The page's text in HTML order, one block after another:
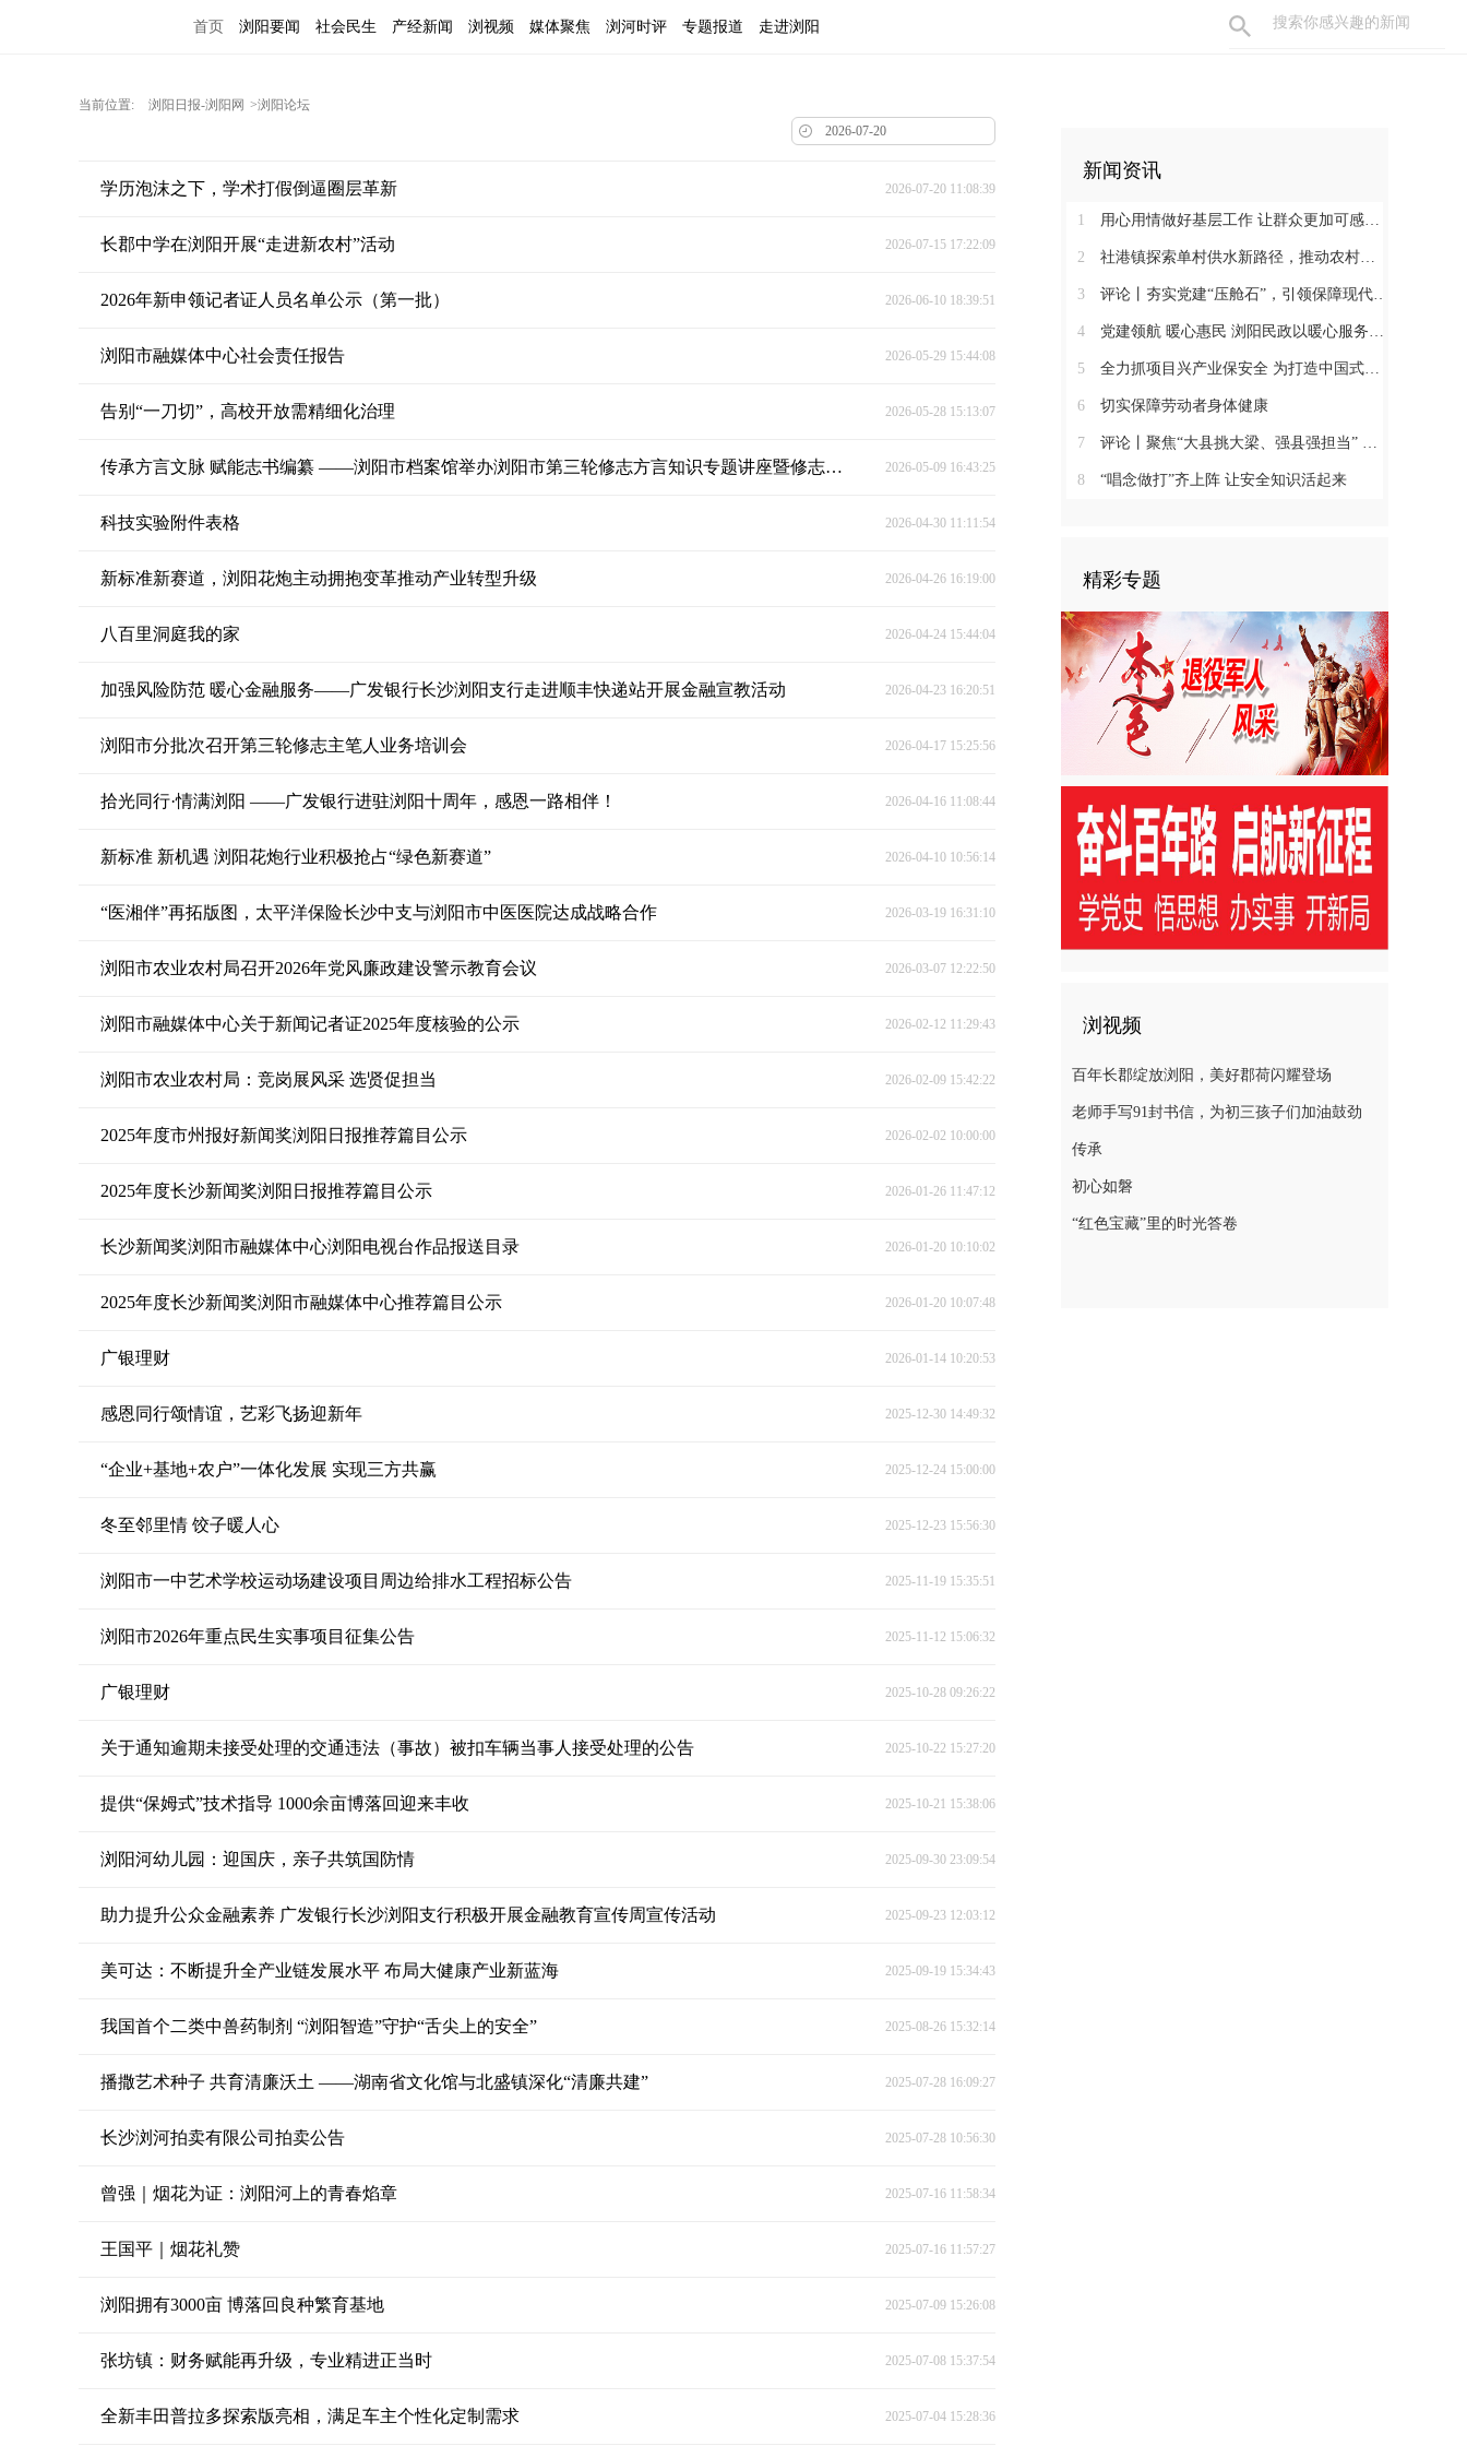
首页 浏阳要闻 社会民生 产经新闻 浏视频 媒体聚焦 浏河时评 专题报道 走进浏阳
当前位置: 浏阳日报-浏阳网 >浏阳论坛
学历泡沫之下，学术打假倒逼圈层革新 2026-07-20 11:08:39
长郡中学在浏阳开展“走进新农村”活动 2026-07-15 17:22:09
2026年新申领记者证人员名单公示（第一批） 2026-06-10 18:39:51
浏阳市融媒体中心社会责任报告 2026-05-29 15:44:08
告别“一刀切”，高校开放需精细化治理 2026-05-28 15:13:07
传承方言文脉 赋能志书编纂 ——浏阳市档案馆举办浏阳市第三轮修志方言知识专题讲座暨修志业务培训 2026-05-09 16:43:25
科技实验附件表格 2026-04-30 11:11:54
新标准新赛道，浏阳花炮主动拥抱变革推动产业转型升级 2026-04-26 16:19:00
八百里洞庭我的家 2026-04-24 15:44:04
加强风险防范 暖心金融服务——广发银行长沙浏阳支行走进顺丰快递站开展金融宣教活动 2026-04-23 16:20:51
浏阳市分批次召开第三轮修志主笔人业务培训会 2026-04-17 15:25:56
拾光同行·情满浏阳 ——广发银行进驻浏阳十周年，感恩一路相伴！ 2026-04-16 11:08:44
新标准 新机遇 浏阳花炮行业积极抢占“绿色新赛道” 2026-04-10 10:56:14
“医湘伴”再拓版图，太平洋保险长沙中支与浏阳市中医医院达成战略合作 2026-03-19 16:31:10
浏阳市农业农村局召开2026年党风廉政建设警示教育会议 2026-03-07 12:22:50
浏阳市融媒体中心关于新闻记者证2025年度核验的公示 2026-02-12 11:29:43
浏阳市农业农村局：竞岗展风采 选贤促担当 2026-02-09 15:42:22
2025年度市州报好新闻奖浏阳日报推荐篇目公示 2026-02-02 10:00:00
2025年度长沙新闻奖浏阳日报推荐篇目公示 2026-01-26 11:47:12
长沙新闻奖浏阳市融媒体中心浏阳电视台作品报送目录 2026-01-20 10:10:02
2025年度长沙新闻奖浏阳市融媒体中心推荐篇目公示 2026-01-20 10:07:48
广银理财 2026-01-14 10:20:53
感恩同行颂情谊，艺彩飞扬迎新年 2025-12-30 14:49:32
“企业+基地+农户”一体化发展 实现三方共赢 2025-12-24 15:00:00
冬至邻里情 饺子暖人心 2025-12-23 15:56:30
浏阳市一中艺术学校运动场建设项目周边给排水工程招标公告 2025-11-19 15:35:51
浏阳市2026年重点民生实事项目征集公告 2025-11-12 15:06:32
广银理财 2025-10-28 09:26:22
关于通知逾期未接受处理的交通违法（事故）被扣车辆当事人接受处理的公告 2025-10-22 15:27:20
提供“保姆式”技术指导 1000余亩博落回迎来丰收 2025-10-21 15:38:06
浏阳河幼儿园：迎国庆，亲子共筑国防情 2025-09-30 23:09:54
助力提升公众金融素养 广发银行长沙浏阳支行积极开展金融教育宣传周宣传活动 2025-09-23 12:03:12
美可达：不断提升全产业链发展水平 布局大健康产业新蓝海 2025-09-19 15:34:43
我国首个二类中兽药制剂 “浏阳智造”守护“舌尖上的安全” 2025-08-26 15:32:14
播撒艺术种子 共育清廉沃土 ——湖南省文化馆与北盛镇深化“清廉共建” 2025-07-28 16:09:27
长沙浏河拍卖有限公司拍卖公告 2025-07-28 10:56:30
曾强｜烟花为证：浏阳河上的青春焰章 2025-07-16 11:58:34
王国平｜烟花礼赞 2025-07-16 11:57:27
浏阳拥有3000亩 博落回良种繁育基地 2025-07-09 15:26:08
张坊镇：财务赋能再升级，专业精进正当时 2025-07-08 15:37:54
全新丰田普拉多探索版亮相，满足车主个性化定制需求 2025-07-04 15:28:36
新闻资讯
1 用心用情做好基层工作 让群众更加可感可及
2 社港镇探索单村供水新路径，推动农村安全饮水提质升级
3 评论丨夯实党建“压舱石”，引领保障现代化建设新征程
4 党建领航 暖心惠民 浏阳民政以暖心服务书写惠民答卷
5 全力抓项目兴产业保安全 为打造中国式现代化县域示范作出更大贡献
6 切实保障劳动者身体健康
7 评论丨聚焦“大县挑大梁、强县强担当” 保持定力真抓实干奋发作为
8 “唱念做打”齐上阵 让安全知识活起来
精彩专题
浏视频
百年长郡绽放浏阳，美好郡荷闪耀登场
老师手写91封书信，为初三孩子们加油鼓劲
传承
初心如磐
“红色宝藏”里的时光答卷